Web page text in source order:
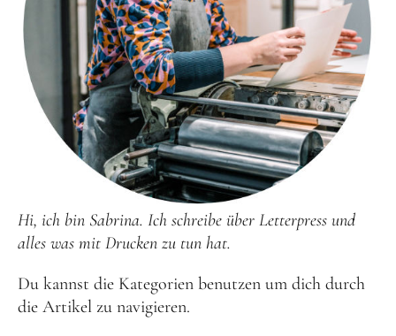
Hi, ich bin Sabrina. Ich schreibe über Letterpress und
alles was mit Drucken zu tun hat.
Du kannst die Kategorien benutzen um dich durch
die Artikel zu navigieren.